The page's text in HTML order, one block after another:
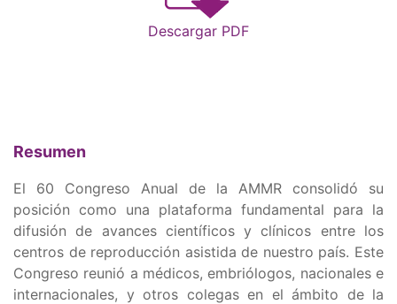
Descargar PDF
Resumen
El 60 Congreso Anual de la AMMR consolidó su
posición como una plataforma fundamental para la
difusión de avances científicos y clínicos entre los
centros de reproducción asistida de nuestro país. Este
Congreso reunió a médicos, embriólogos, nacionales e
internacionales, y otros colegas en el ámbito de la